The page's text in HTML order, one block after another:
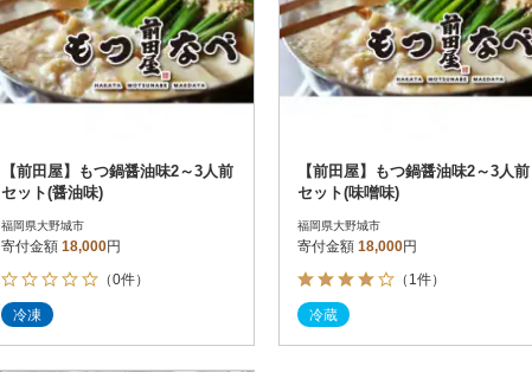
【前田屋】もつ鍋醤油味2～3人前
セット(醤油味)
福岡県大野城市
寄付金額 18,000円
（0件）
冷凍
【前田屋】もつ鍋醤油味2～3人前
セット(味噌味)
福岡県大野城市
寄付金額 18,000円
（1件）
冷蔵